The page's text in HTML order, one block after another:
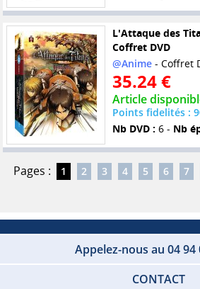
L'Attaque des
Coffret DVD
@Anime- Coffret
35.24 €
Article
Points fidelités :
Nb DVD : 6 - Nb
Pages : 1 2 3 4 5 6 7
Appelez-nous au 04 94
CONTACT